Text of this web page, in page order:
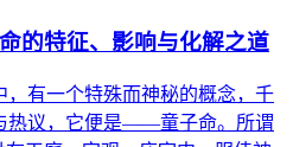
的特征、影响与化解之道
，有一个特殊而神秘的概念，千
热议，它便是——童子命。所谓